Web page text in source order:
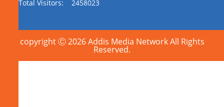
Total Visitors: 2458023
copyright Ⓒ 2026 Addis Media Network All Rights
Reserved.